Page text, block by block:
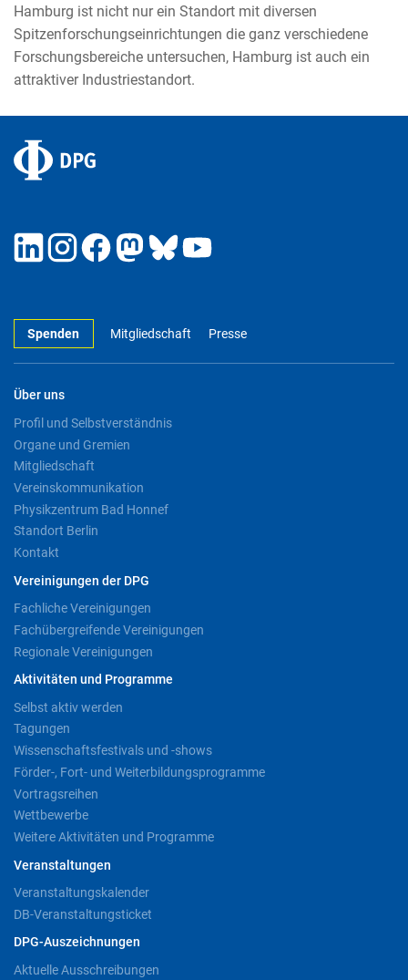
Hamburg ist nicht nur ein Standort mit diversen
Spitzenforschungseinrichtungen die ganz verschiedene
Forschungsbereiche untersuchen, Hamburg ist auch ein
attraktiver Industriestandort.
Spenden Mitgliedschaft Presse
Über uns
Profil und Selbstverständnis
Organe und Gremien
Mitgliedschaft
Vereinskommunikation
Physikzentrum Bad Honnef
Standort Berlin
Kontakt
Vereinigungen der DPG
Fachliche Vereinigungen
Fachübergreifende Vereinigungen
Regionale Vereinigungen
Aktivitäten und Programme
Selbst aktiv werden
Tagungen
Wissenschaftsfestivals und -shows
Förder-, Fort- und Weiterbildungsprogramme
Vortragsreihen
Wettbewerbe
Weitere Aktivitäten und Programme
Veranstaltungen
Veranstaltungskalender
DB-Veranstaltungsticket
DPG-Auszeichnungen
Aktuelle Ausschreibungen